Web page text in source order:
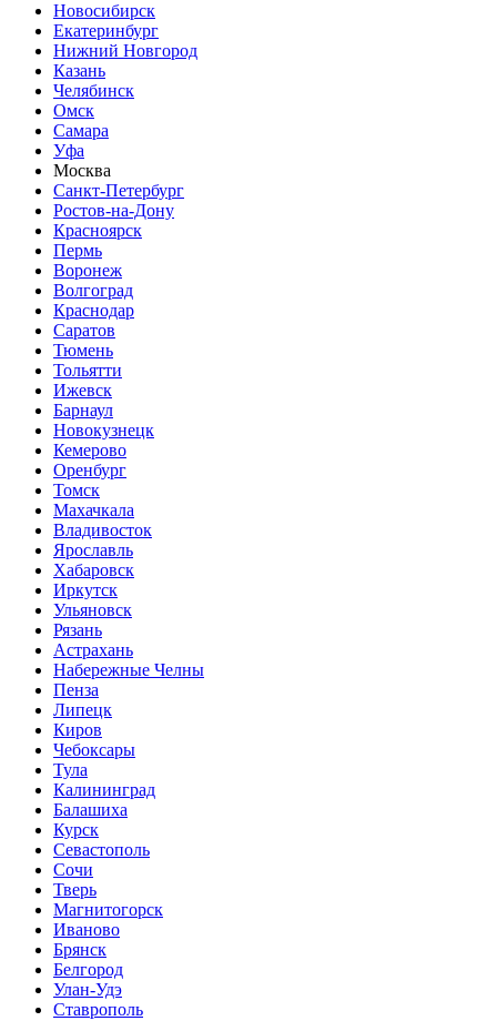
Новосибирск
Екатеринбург
Нижний Новгород
Казань
Челябинск
Омск
Самара
Уфа
Москва
Санкт-Петербург
Ростов-на-Дону
Красноярск
Пермь
Воронеж
Волгоград
Краснодар
Саратов
Тюмень
Тольятти
Ижевск
Барнаул
Новокузнецк
Кемерово
Оренбург
Томск
Махачкала
Владивосток
Ярославль
Хабаровск
Иркутск
Ульяновск
Рязань
Астрахань
Набережные Челны
Пенза
Липецк
Киров
Чебоксары
Тула
Калининград
Балашиха
Курск
Севастополь
Сочи
Тверь
Магнитогорск
Иваново
Брянск
Белгород
Улан-Удэ
Ставрополь